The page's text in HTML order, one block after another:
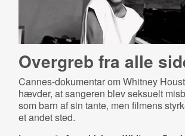
Overgreb fra alle
Cannes-dokumentar om Whitney
hævder, at sangeren blev seksuelt
som barn af sin tante, men filmens
et andet sted.